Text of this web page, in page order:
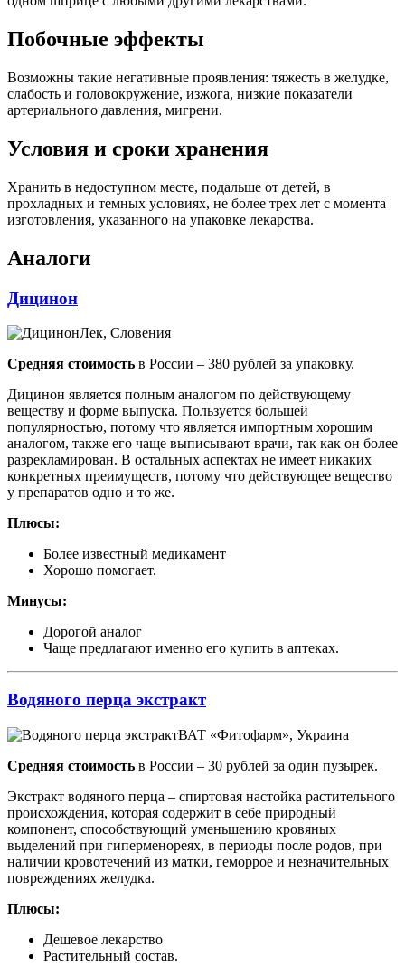
Побочные эффекты
Возможны такие негативные проявления: тяжесть в желудке,
слабость и головокружение, изжога, низкие показатели
артериального давления, мигрени.
Условия и сроки хранения
Хранить в недоступном месте, подальше от детей, в
прохладных и темных условиях, не более трех лет с момента
изготовления, указанного на упаковке лекарства.
Аналоги
Дицинон
Лек, Словения
Средняя стоимость в России – 380 рублей за упаковку.
Дицинон является полным аналогом по действующему
веществу и форме выпуска. Пользуется большей
популярностью, потому что является импортным хорошим
аналогом, также его чаще выписывают врачи, так как он более
разрекламирован. В остальных аспектах не имеет никаких
конкретных преимуществ, потому что действующее вещество
у препаратов одно и то же.
Плюсы:
Более известный медикамент
Хорошо помогает.
Минусы:
Дорогой аналог
Чаще предлагают именно его купить в аптеках.
Водяного перца экстракт
ВАТ «Фитофарм», Украина
Средняя стоимость в России – 30 рублей за один пузырек.
Экстракт водяного перца – спиртовая настойка растительного
происхождения, которая содержит в себе природный
компонент, способствующий уменьшению кровяных
выделений при гиперменореях, в периоды после родов, при
наличии кровотечений из матки, геморрое и незначительных
повреждениях желудка.
Плюсы:
Дешевое лекарство
Растительный состав.